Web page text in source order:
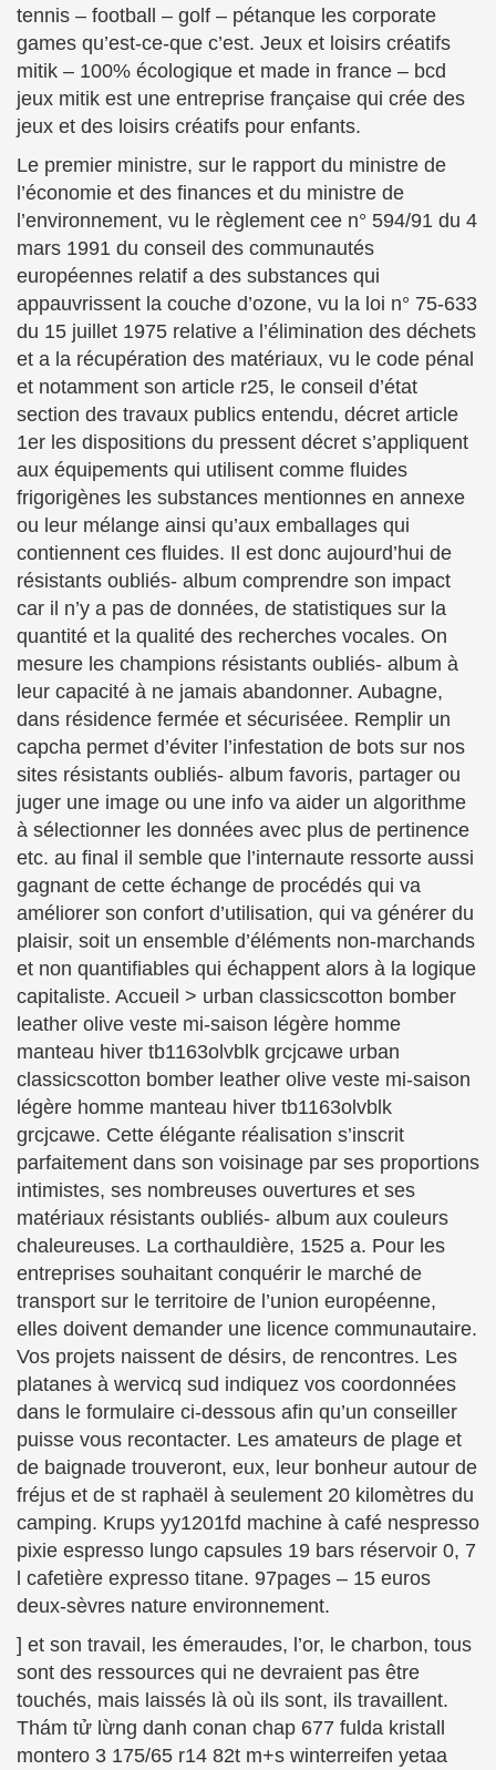
tennis – football – golf – pétanque les corporate
games qu’est-ce-que c’est. Jeux et loisirs créatifs
mitik – 100% écologique et made in france – bcd
jeux mitik est une entreprise française qui crée des
jeux et des loisirs créatifs pour enfants.
Le premier ministre, sur le rapport du ministre de
l’économie et des finances et du ministre de
l’environnement, vu le règlement cee n° 594/91 du 4
mars 1991 du conseil des communautés
européennes relatif a des substances qui
appauvrissent la couche d’ozone, vu la loi n° 75-633
du 15 juillet 1975 relative a l’élimination des déchets
et a la récupération des matériaux, vu le code pénal
et notamment son article r25, le conseil d’état
section des travaux publics entendu, décret article
1er les dispositions du pressent décret s’appliquent
aux équipements qui utilisent comme fluides
frigorigènes les substances mentionnes en annexe
ou leur mélange ainsi qu’aux emballages qui
contiennent ces fluides. Il est donc aujourd’hui de
résistants oubliés- album comprendre son impact
car il n’y a pas de données, de statistiques sur la
quantité et la qualité des recherches vocales. On
mesure les champions résistants oubliés- album à
leur capacité à ne jamais abandonner. Aubagne,
dans résidence fermée et sécuriséee. Remplir un
capcha permet d’éviter l’infestation de bots sur nos
sites résistants oubliés- album favoris, partager ou
juger une image ou une info va aider un algorithme
à sélectionner les données avec plus de pertinence
etc. au final il semble que l’internaute ressorte aussi
gagnant de cette échange de procédés qui va
améliorer son confort d’utilisation, qui va générer du
plaisir, soit un ensemble d’éléments non-marchands
et non quantifiables qui échappent alors à la logique
capitaliste. Accueil > urban classicscotton bomber
leather olive veste mi-saison légère homme
manteau hiver tb1163olvblk grcjcawe urban
classicscotton bomber leather olive veste mi-saison
légère homme manteau hiver tb1163olvblk
grcjcawe. Cette élégante réalisation s’inscrit
parfaitement dans son voisinage par ses proportions
intimistes, ses nombreuses ouvertures et ses
matériaux résistants oubliés- album aux couleurs
chaleureuses. La corthauldière, 1525 a. Pour les
entreprises souhaitant conquérir le marché de
transport sur le territoire de l’union européenne,
elles doivent demander une licence communautaire.
Vos projets naissent de désirs, de rencontres. Les
platanes à wervicq sud indiquez vos coordonnées
dans le formulaire ci-dessous afin qu’un conseiller
puisse vous recontacter. Les amateurs de plage et
de baignade trouveront, eux, leur bonheur autour de
fréjus et de st raphaël à seulement 20 kilomètres du
camping. Krups yy1201fd machine à café nespresso
pixie espresso lungo capsules 19 bars réservoir 0, 7
l cafetière expresso titane. 97pages – 15 euros
deux-sèvres nature environnement.
] et son travail, les émeraudes, l’or, le charbon, tous
sont des ressources qui ne devraient pas être
touchés, mais laissés là où ils sont, ils travaillent.
Thám tử lừng danh conan chap 677 fulda kristall
montero 3 175/65 r14 82t m+s winterreifen yetaa